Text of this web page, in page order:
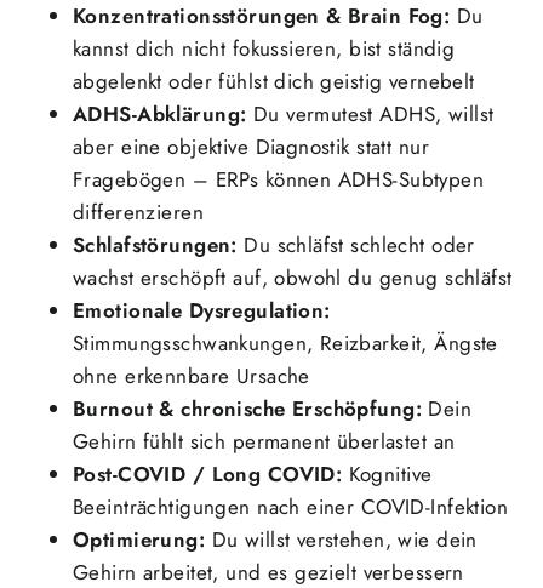
Konzentrationsstörungen & Brain Fog: Du
kannst dich nicht fokussieren, bist ständig
abgelenkt oder fühlst dich geistig vernebelt
ADHS-Abklärung: Du vermutest ADHS, willst
aber eine objektive Diagnostik statt nur
Fragebögen – ERPs können ADHS-Subtypen
differenzieren
Schlafstörungen: Du schläfst schlecht oder
wachst erschöpft auf, obwohl du genug schläfst
Emotionale Dysregulation:
Stimmungsschwankungen, Reizbarkeit, Ängste
ohne erkennbare Ursache
Burnout & chronische Erschöpfung: Dein
Gehirn fühlt sich permanent überlastet an
Post-COVID / Long COVID: Kognitive
Beeinträchtigungen nach einer COVID-Infektion
Optimierung: Du willst verstehen, wie dein
Gehirn arbeitet, und es gezielt verbessern